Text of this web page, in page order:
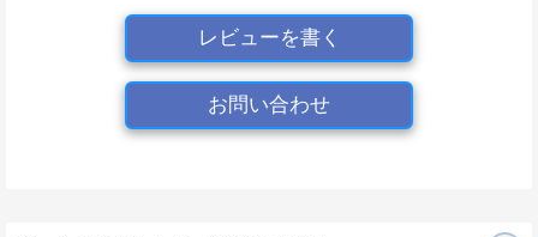
レビューを書く
お問い合わせ